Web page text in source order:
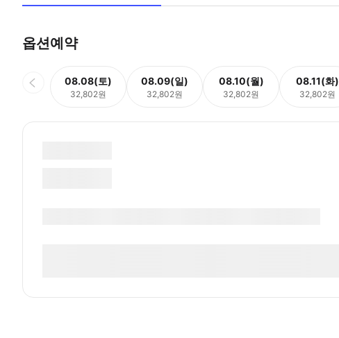
옵션예약
08.08(토)
32,802원
08.09(일)
32,802원
08.10(월)
32,802원
08.11(화)
32,802원